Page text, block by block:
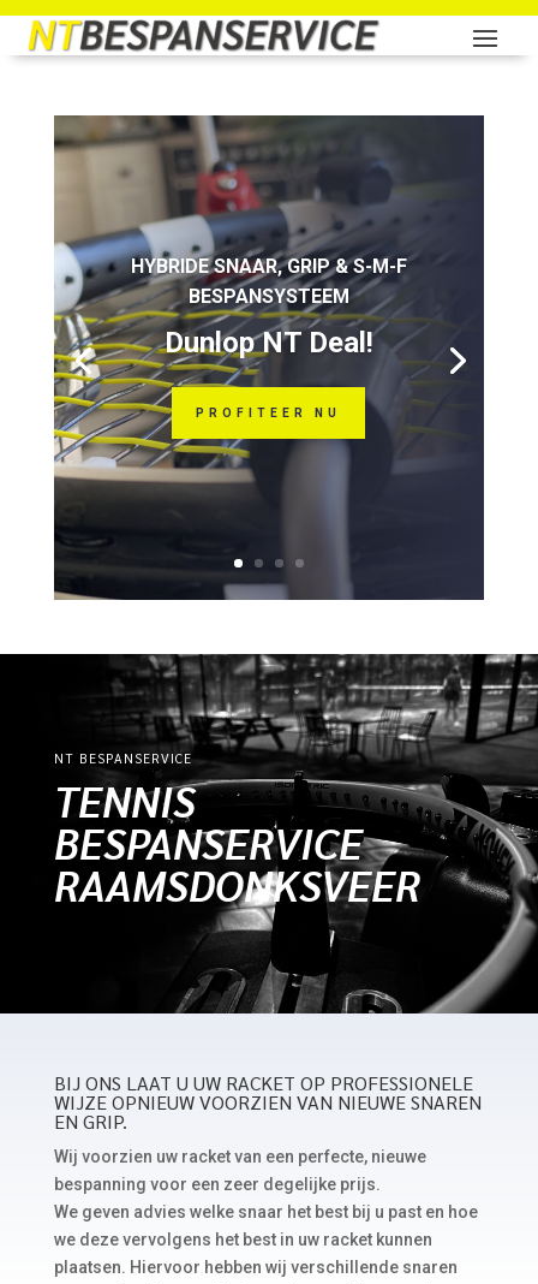
HYBRIDE SNAAR, GRIP & S-M-F
BESPANSYSTEEM
Dunlop NT Deal!
PROFITEER NU
NT BESPANSERVICE
TENNIS
BESPANSERVICE
RAAMSDONKSVEER
BIJ ONS LAAT U UW RACKET OP PROFESSIONELE
WIJZE OPNIEUW VOORZIEN VAN NIEUWE SNAREN
EN GRIP.
Wij voorzien uw racket van een perfecte, nieuwe
bespanning voor een zeer degelijke prijs.
We geven advies welke snaar het best bij u past en hoe
we deze vervolgens het best in uw racket kunnen
plaatsen. Hiervoor hebben wij verschillende snaren